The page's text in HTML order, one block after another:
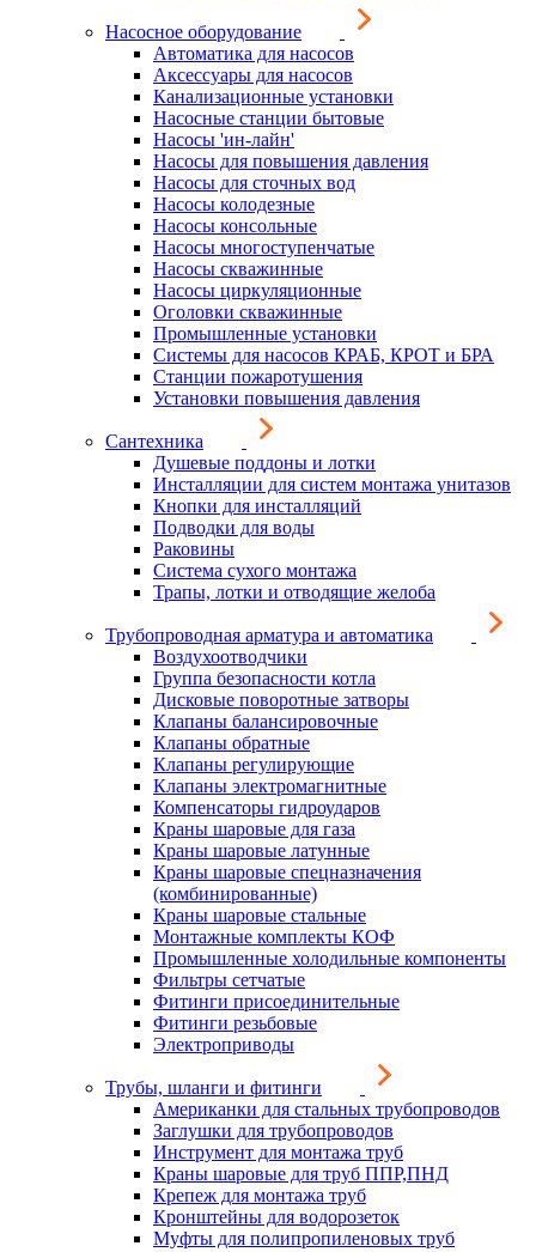
Насосное оборудование
Автоматика для насосов
Аксессуары для насосов
Канализационные установки
Насосные станции бытовые
Насосы 'ин-лайн'
Насосы для повышения давления
Насосы для сточных вод
Насосы колодезные
Насосы консольные
Насосы многоступенчатые
Насосы скважинные
Насосы циркуляционные
Оголовки скважинные
Промышленные установки
Системы для насосов КРАБ, КРОТ и БРА
Станции пожаротушения
Установки повышения давления
Сантехника
Душевые поддоны и лотки
Инсталляции для систем монтажа унитазов
Кнопки для инсталляций
Подводки для воды
Раковины
Система сухого монтажа
Трапы, лотки и отводящие желоба
Трубопроводная арматура и автоматика
Воздухоотводчики
Группа безопасности котла
Дисковые поворотные затворы
Клапаны балансировочные
Клапаны обратные
Клапаны регулирующие
Клапаны электромагнитные
Компенсаторы гидроударов
Краны шаровые для газа
Краны шаровые латунные
Краны шаровые спецназначения
(комбинированные)
Краны шаровые стальные
Монтажные комплекты КОФ
Промышленные холодильные компоненты
Фильтры сетчатые
Фитинги присоединительные
Фитинги резьбовые
Электроприводы
Трубы, шланги и фитинги
Американки для стальных трубопроводов
Заглушки для трубопроводов
Инструмент для монтажа труб
Краны шаровые для труб ППР,ПНД
Крепеж для монтажа труб
Кронштейны для водорозеток
Муфты для полипропиленовых труб